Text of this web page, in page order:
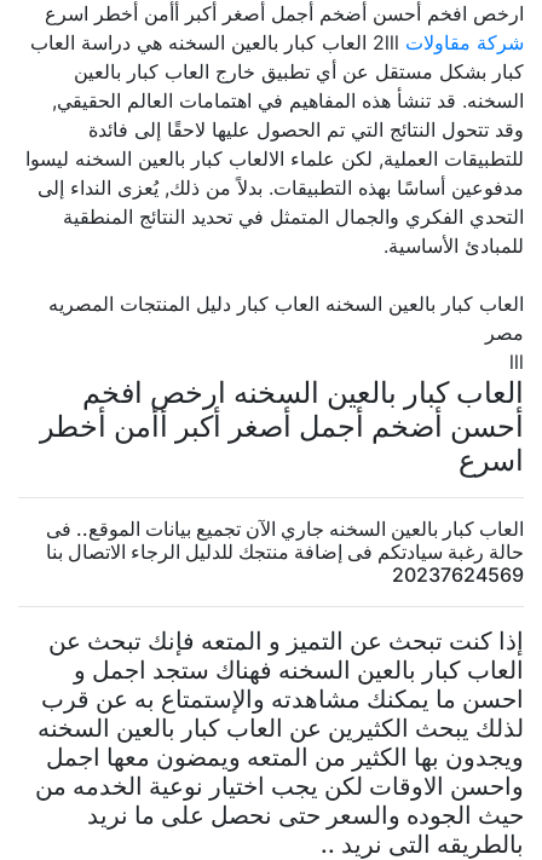
ارخص افخم أحسن أضخم أجمل أصغر أكبر أأمن أخطر اسرع
شركة مقاولات
2lll العاب كبار بالعين السخنه هي دراسة العاب
كبار بشكل مستقل عن أي تطبيق خارج العاب كبار بالعين
السخنه. قد تنشأ هذه المفاهيم في اهتمامات العالم الحقيقي,
وقد تتحول النتائج التي تم الحصول عليها لاحقًا إلى فائدة
للتطبيقات العملية, لكن علماء الالعاب كبار بالعين السخنه ليسوا
مدفوعين أساسًا بهذه التطبيقات. بدلاً من ذلك, يُعزى النداء إلى
التحدي الفكري والجمال المتمثل في تحديد النتائج المنطقية
للمبادئ الأساسية.
العاب كبار بالعين السخنه العاب كبار دليل المنتجات المصريه
مصر
العاب كبار بالعين السخنه ارخص افخم
أحسن أضخم أجمل أصغر أكبر أأمن أخطر
اسرع
العاب كبار بالعين السخنه جاري الآن تجميع بيانات الموقع.. فى
حالة رغبة سيادتكم فى إضافة منتجك للدليل الرجاء الاتصال بنا
20237624569
إذا كنت تبحث عن التميز و المتعه فإنك تبحث عن
العاب كبار بالعين السخنه فهناك ستجد اجمل و
احسن ما يمكنك مشاهدته والإستمتاع به عن قرب
لذلك يبحث الكثيرين عن العاب كبار بالعين السخنه
ويجدون بها الكثير من المتعه ويمضون معها اجمل
واحسن الاوقات لكن يجب اختيار نوعية الخدمه من
حيث الجوده والسعر حتى نحصل على ما نريد
بالطريقه التى نريد ..